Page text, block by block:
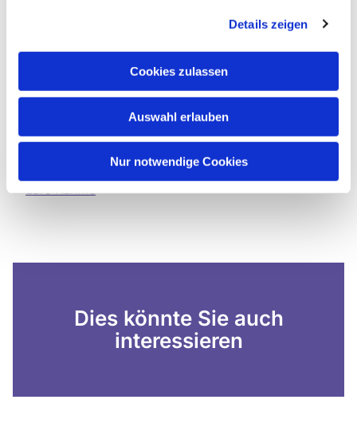
Details zeigen
Cookies zulassen
Auswahl erlauben
Nur notwendige Cookies
von Menschen unterschiedlichen Alters. Sie suchen
In jedem Gottesdienst steckt viel Liebe und Zeit.
Wer sich anschließen möchte, ist herzlich
Nadine Hohmeier-Schilawa
Lars Kühme
Dies könnte Sie auch
interessieren